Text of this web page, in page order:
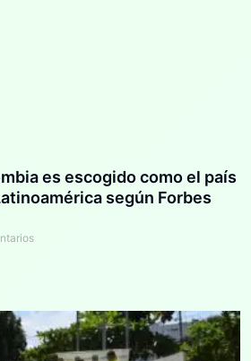
es escogido como el país
según Forbes